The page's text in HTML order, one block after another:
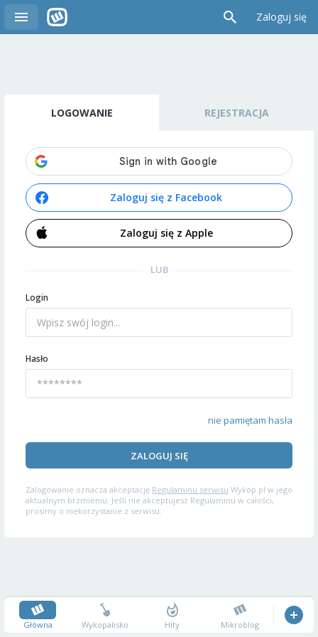
Zaloguj się
LOGOWANIE REJESTRACJA
Zaloguj się z Facebook
Zaloguj się z Apple
LUB
Login
Hasło
nie pamiętam hasła
ZALOGUJ SIĘ
Zalogowanie oznacza akceptację Regulaminu serwisu Wykop.pl w jego
aktualnym brzmieniu. Jeśli nie akceptujesz Regulaminu w całości,
prosimy o niekorzystanie z serwisu.
Główna Wykopalisko Hity Mikroblog